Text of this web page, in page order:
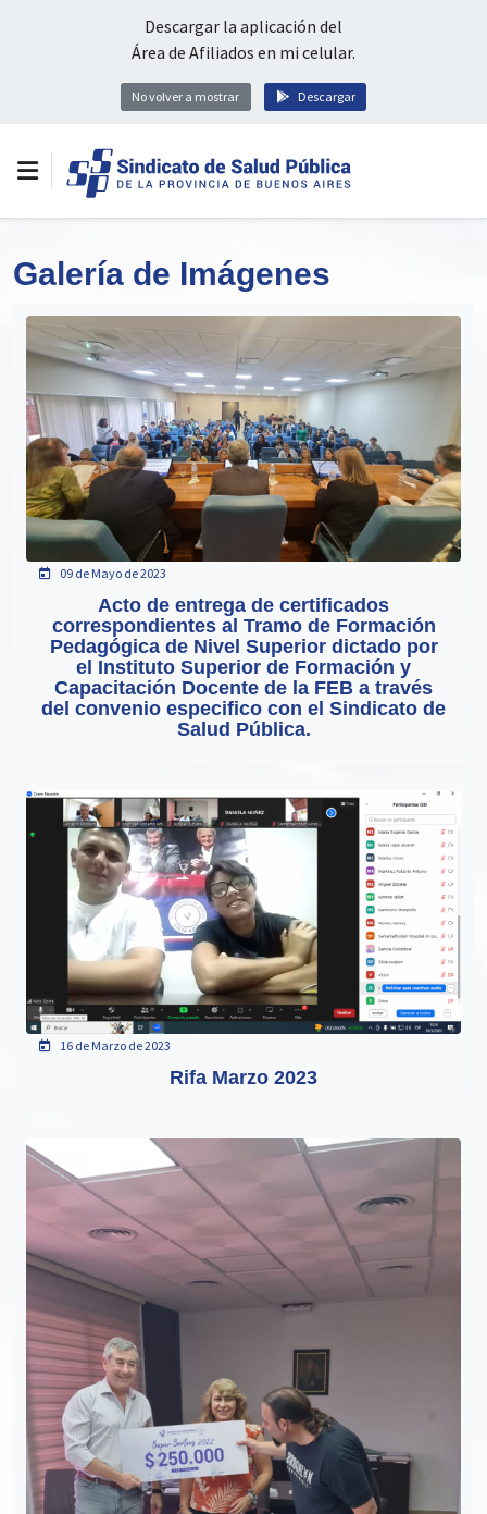
Descargar la aplicación del
Área de Afiliados en mi celular.
No volver a mostrar Descargar
Galería de Imágenes
09 de Mayo de 2023
Acto de entrega de certificados
correspondientes al Tramo de Formación
Pedagógica de Nivel Superior dictado por
el Instituto Superior de Formación y
Capacitación Docente de la FEB a través
del convenio especifico con el Sindicato de
Salud Pública.
16 de Marzo de 2023
Rifa Marzo 2023